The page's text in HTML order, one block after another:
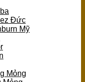
Đức
Mỹ
Mỏng